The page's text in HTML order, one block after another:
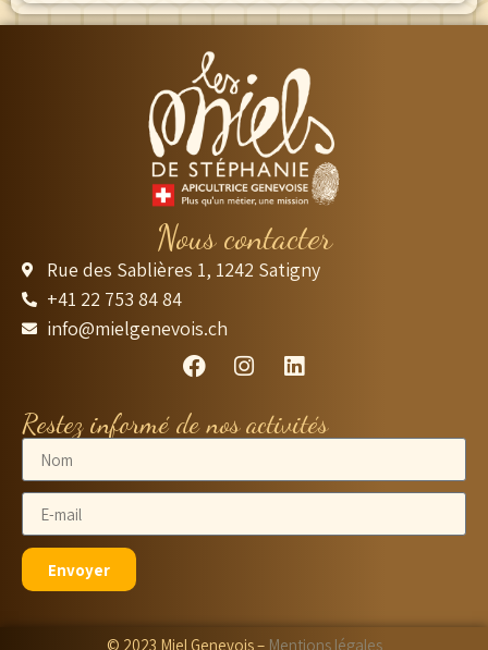
Nous contacter
Rue des Sablières 1, 1242 Satigny
+41 22 753 84 84
info@mielgenevois.ch
Restez informé de nos activités
Envoyer
© 2023 Miel Genevois – Mentions légales